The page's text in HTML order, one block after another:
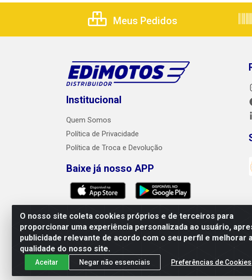
O nosso site coleta cookies próprios e de terceiros para
proporcionar uma experiência personalizada ao usuário,
publicidade relevante de acordo com o seu perfil e melhorar
qualidade do nosso site.
Aceitar Negar não essenciais Preferências de Cookies
Meus Pedidos
Institucional
Quem Somos
Política de Privacidade
Política de Troca e Devolução
Baixe já nosso APP
Edimotos Edilson Martins do Prado Ferraz LTDA -